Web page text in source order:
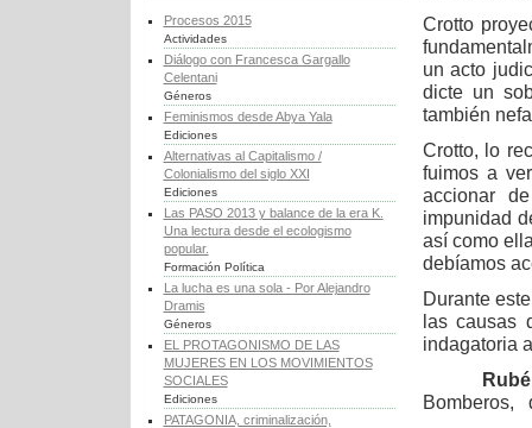
Procesos 2015
Actividades
Diálogo con Francesca Gargallo
Celentani
Géneros
Feminismos desde Abya Yala
Ediciones
Alternativas al Capitalismo /
Colonialismo del siglo XXI
Ediciones
Las PASO 2013 y balance de la era K.
Una lectura desde el ecologismo
popular.
Formación Política
La lucha es una sola - Por Alejandro
Dramis
Géneros
EL PROTAGONISMO DE LAS
MUJERES EN LOS MOVIMIENTOS
SOCIALES
Ediciones
PATAGONIA, criminalización,
Crotto
un acto
dicte un
también
Crotto, lo
fuimos a
accionar
impunidad
así como
debíamos
Durante
las causas
indagatoria
Bomberos,